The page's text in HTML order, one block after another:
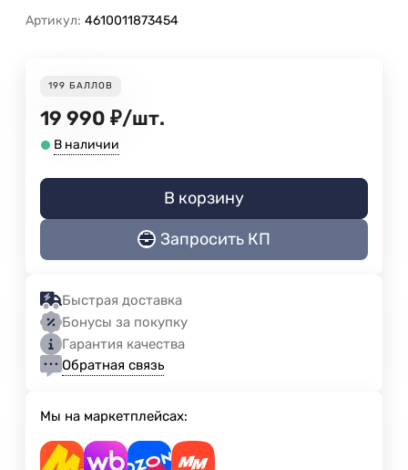
Артикул: 4610011873454
199 БАЛЛОВ
19 990 ₽/шт.
В наличии
В корзину
Запросить КП
Быстрая доставка
Бонусы за покупку
Гарантия качества
Обратная связь
Мы на маркетплейсах: